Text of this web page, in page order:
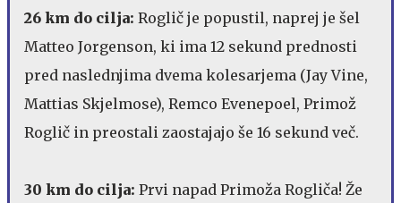
26 km do cilja: Roglič je popustil, naprej je šel
Matteo Jorgenson, ki ima 12 sekund prednosti
pred naslednjima dvema kolesarjema (Jay Vine,
Mattias Skjelmose), Remco Evenepoel, Primož
Roglič in preostali zaostajajo še 16 sekund več.
30 km do cilja: Prvi napad Primoža Rogliča! Že